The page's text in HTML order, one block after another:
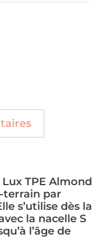
TPE Almond
terrain par
s’utilise dès la
la nacelle S
l’âge de